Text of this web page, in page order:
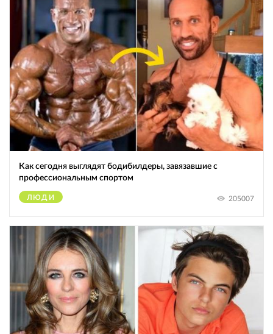
Как сегодня выглядят бодибилдеры, завязавшие с
профессиональным спортом
ЛЮДИ 205007